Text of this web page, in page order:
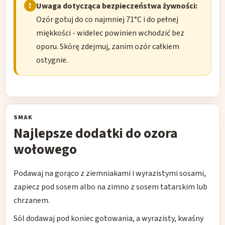
Uwaga dotycząca bezpieczeństwa żywności:
Ozór gotuj do co najmniej 71°C i do pełnej
miękkości - widelec powinien wchodzić bez
oporu. Skórę zdejmuj, zanim ozór całkiem
ostygnie.
SMAK
Najlepsze dodatki do ozora
wołowego
Podawaj na gorąco z ziemniakami i wyrazistymi sosami,
zapiecz pod sosem albo na zimno z sosem tatarskim lub
chrzanem.
Sól dodawaj pod koniec gotowania, a wyrazisty, kwaśny